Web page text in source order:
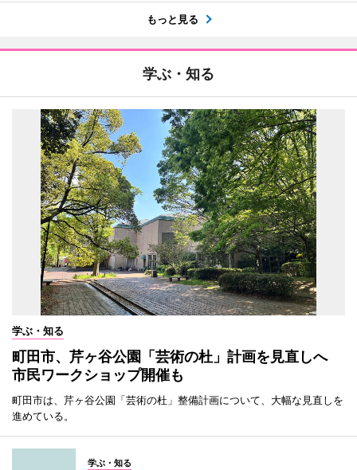
もっと見る
学ぶ・知る
学ぶ・知る
町田市、芹ヶ谷公園「芸術の杜」計画を見直しへ
市民ワークショップ開催も
町田市は、芹ヶ谷公園「芸術の杜」整備計画について、大幅な見直しを
進めている。
学ぶ・知る